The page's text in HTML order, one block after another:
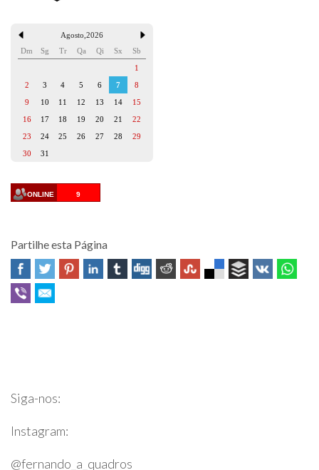
Agosto 2026
Dm
Sg Tr Qa Qi Sx
Sb
1
2
3 4 5 6 7
8
9
10 11 12 13 14
15
16
17 18 19 20 21
22
23
24 25 26 27 28
29
30
31
ONLINE 9
Partilhe esta Página
Siga-nos:
Instagram:
@fernando_a_quadros